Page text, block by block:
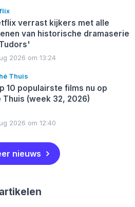
verrast kijkers met alle
van historische dramaserie
2026 om 13:24
Thuis
10 populairste films nu op
Thuis (week 32, 2026)
2026 om 12:40
nieuws